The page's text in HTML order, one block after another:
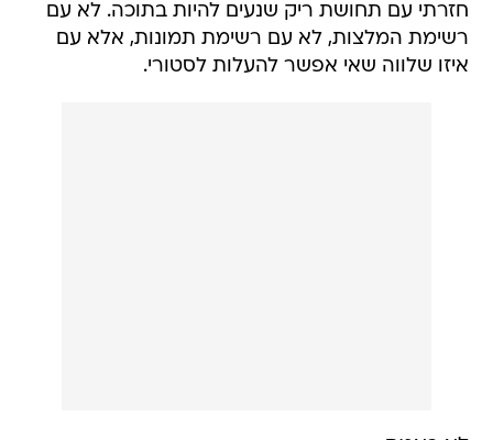
חזרתי עם תחושת ריק שנעים להיות בתוכה. לא עם
רשימת המלצות, לא עם רשימת תמונות, אלא עם
איזו שלווה שאי אפשר להעלות לסטורי.